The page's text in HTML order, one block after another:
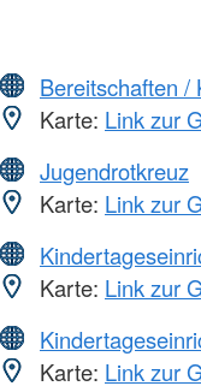
Bereitschaften /
Karte: Link zur
Jugendrotkreuz
Karte: Link zur
Karte: Link zur
Karte: Link zur